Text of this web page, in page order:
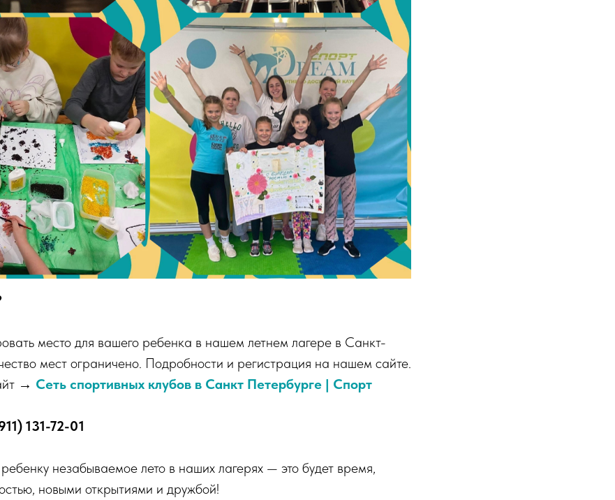
место для вашего ребенка в нашем летнем лагере в Санкт-
мест ограничено. Подробности и регистрация на нашем сайте.
→ Сеть спортивных клубов в Санкт Петербурге | Cпорт
131-72-01
незабываемое лето в наших лагерях — это будет время,
новыми открытиями и дружбой!